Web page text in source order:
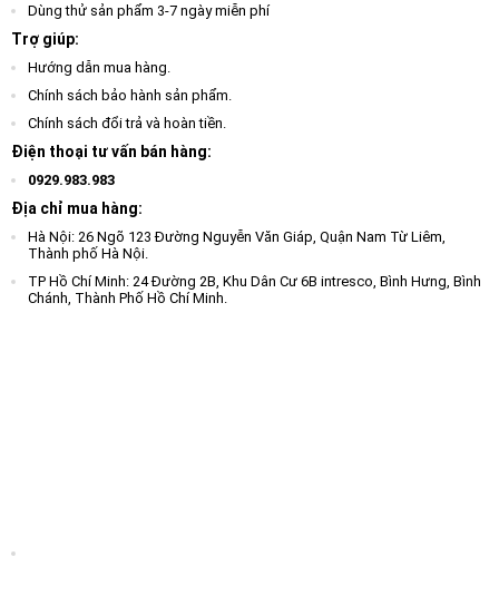
Dùng thử sản phẩm 3-7 ngày miễn phí
Trợ giúp:
Hướng dẫn mua hàng.
Chính sách bảo hành sản phẩm.
Chính sách đổi trả và hoàn tiền.
Điện thoại tư vấn bán hàng:
0929.983.983
Địa chỉ mua hàng:
Hà Nội: 26 Ngõ 123 Đường Nguyễn Văn Giáp, Quận Nam Từ Liêm,
Thành phố Hà Nội.
TP Hồ Chí Minh: 24 Đường 2B, Khu Dân Cư 6B intresco, Bình Hưng, Bình
Chánh, Thành Phố Hồ Chí Minh.